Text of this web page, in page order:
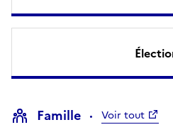
Famille Voir tout